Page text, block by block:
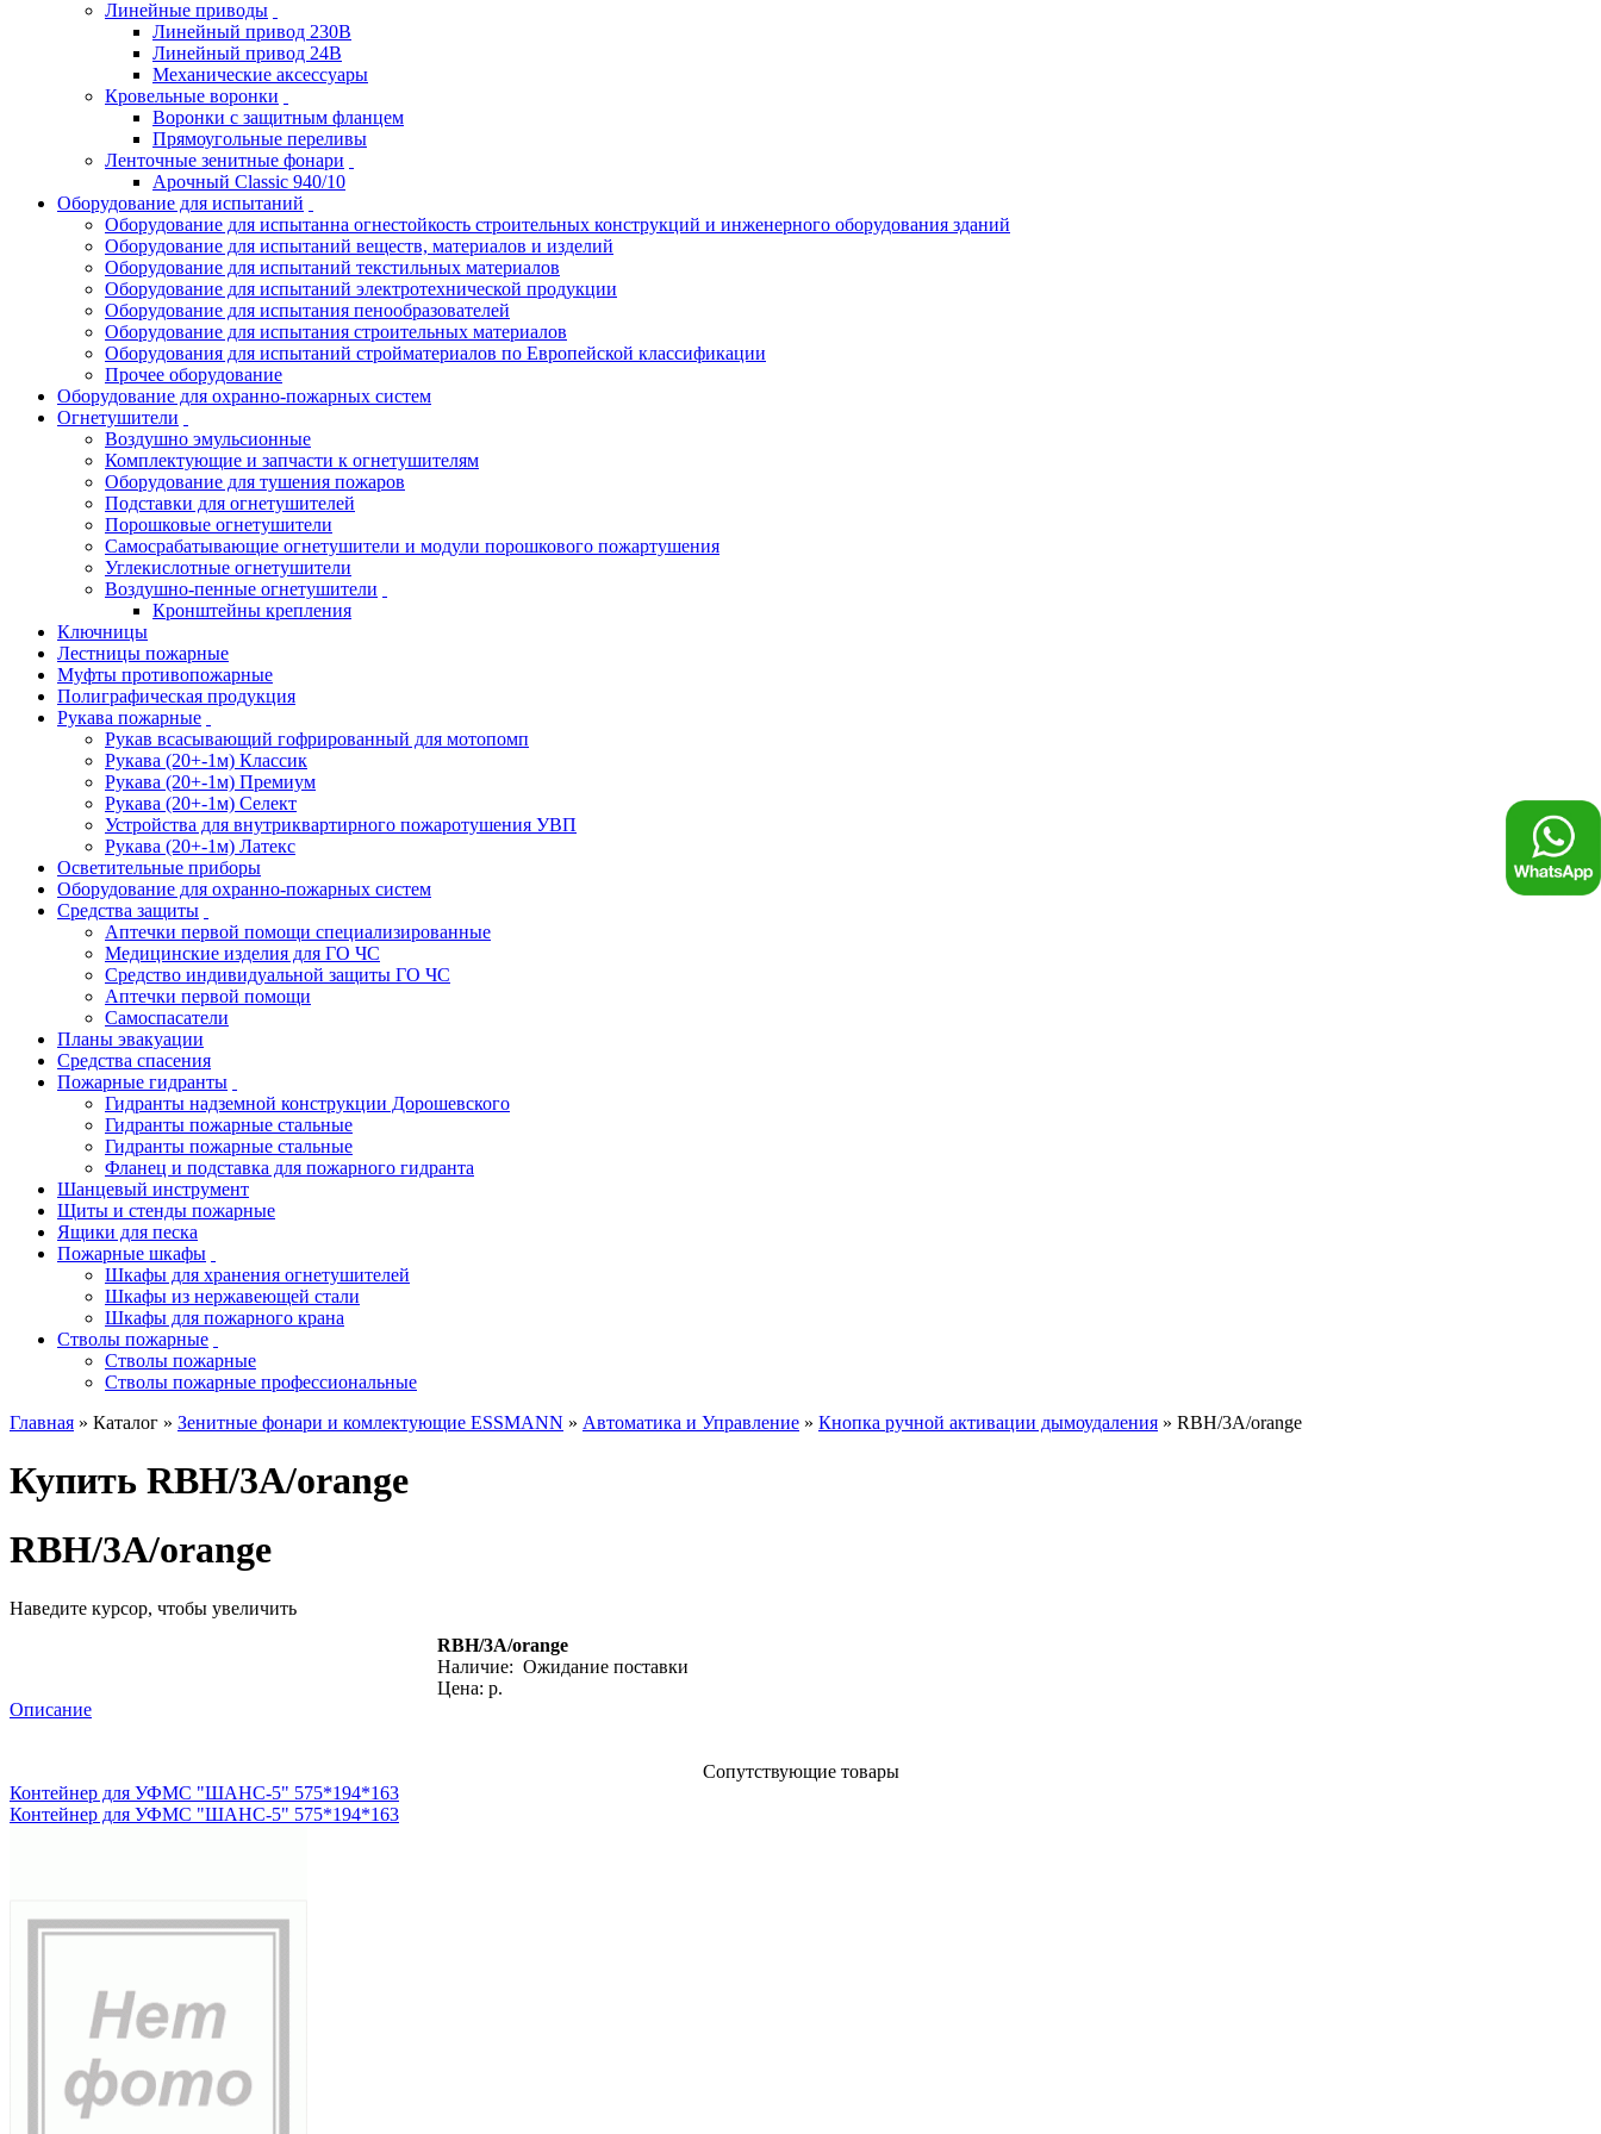
Линейные приводы
Линейный привод 230В
Линейный привод 24В
Механические аксессуары
Кровельные воронки
Воронки с защитным фланцем
Прямоугольные переливы
Ленточные зенитные фонари
Арочный Classic 940/10
Оборудование для испытаний
Оборудование для испытанна огнестойкость строительных конструкций и инженерного оборудования зданий
Оборудование для испытаний веществ, материалов и изделий
Оборудование для испытаний текстильных материалов
Оборудование для испытаний электротехнической продукции
Оборудование для испытания пенообразователей
Оборудование для испытания строительных материалов
Оборудования для испытаний стройматериалов по Европейской классификации
Прочее оборудование
Оборудование для охранно-пожарных систем
Огнетушители
Воздушно эмульсионные
Комплектующие и запчасти к огнетушителям
Оборудование для тушения пожаров
Подставки для огнетушителей
Порошковые огнетушители
Самосрабатывающие огнетушители и модули порошкового пожартушения
Углекислотные огнетушители
Воздушно-пенные огнетушители
Кронштейны крепления
Ключницы
Лестницы пожарные
Муфты противопожарные
Полиграфическая продукция
Рукава пожарные
Рукав всасывающий гофрированный для мотопомп
Рукава (20+-1м) Классик
Рукава (20+-1м) Премиум
Рукава (20+-1м) Селект
Устройства для внутриквартирного пожаротушения УВП
Рукава (20+-1м) Латекс
Осветительные приборы
Оборудование для охранно-пожарных систем
Средства защиты
Аптечки первой помощи специализированные
Медицинские изделия для ГО ЧС
Средство индивидуальной защиты ГО ЧС
Аптечки первой помощи
Самоспасатели
Планы эвакуации
Средства спасения
Пожарные гидранты
Гидранты надземной конструкции Дорошевского
Гидранты пожарные стальные
Гидранты пожарные стальные
Фланец и подставка для пожарного гидранта
Шанцевый инструмент
Щиты и стенды пожарные
Ящики для песка
Пожарные шкафы
Шкафы для хранения огнетушителей
Шкафы из нержавеющей стали
Шкафы для пожарного крана
Стволы пожарные
Стволы пожарные
Стволы пожарные профессиональные
Главная » Каталог » Зенитные фонари и комлектующие ESSMANN » Автоматика и Управление » Кнопка ручной активации дымоудаления » RBH/3A/orange
Купить RBH/3A/orange
RBH/3A/orange
Наведите курсор, чтобы увеличить
RBH/3A/orange
Наличие: Ожидание поставки
Цена: р.
Описание
Сопутствующие товары
Контейнер для УФМС "ШАНС-5" 575*194*163
Контейнер для УФМС "ШАНС-5" 575*194*163